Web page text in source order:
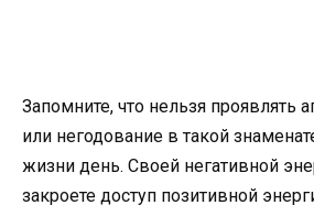
Запомните, что нельзя проявлять
или негодование в такой
жизни день. Своей негативной
закроете доступ позитивной